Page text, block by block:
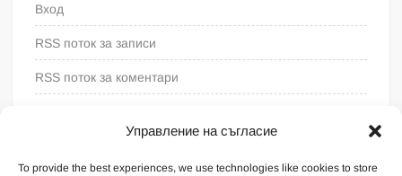
Управление на съгласие
To provide the best experiences, we use technologies like cookies to store
Вход
RSS поток за записи
RSS поток за коментари